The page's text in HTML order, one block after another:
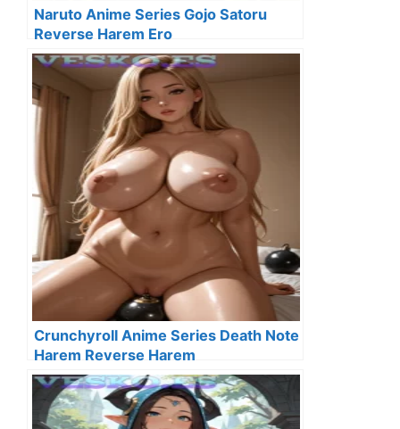
Naruto Anime Series Gojo Satoru
Reverse Harem Ero
Crunchyroll Anime Series Death Note
Harem Reverse Harem